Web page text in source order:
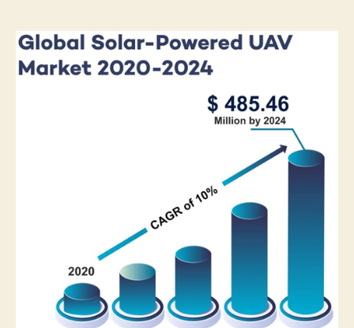
и
к
и
х
н
ь